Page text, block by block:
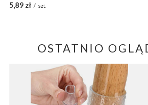
5,89 zł / szt.
OSTATNIO